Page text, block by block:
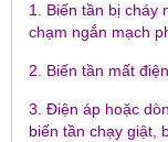
1. Biến tần bị cháy
chạm ngắn mạch
2. Biến tần mất
3. Điện áp hoặc
biến tần chạy giật,